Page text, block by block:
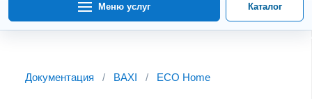
Меню услуг Каталог
Документация / BAXI / ECO Home